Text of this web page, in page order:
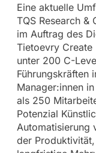
Eine aktuelle
TQS Research &
im Auftrag des
Tietoevry Create
unter 200 C-
Führungskräften
Manager:innen
als 250
Potenzial
Automatisierung
der